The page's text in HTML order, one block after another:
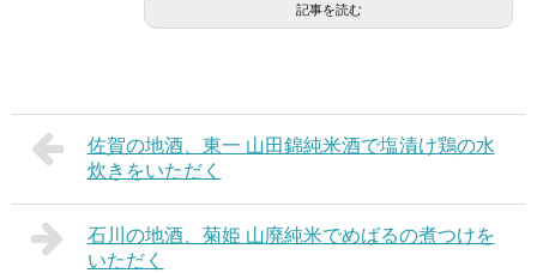
記事を読む
佐賀の地酒、東一 山田錦純米酒で塩漬け鶏の水
炊きをいただく
石川の地酒、菊姫 山廃純米でめばるの煮つけを
いただく